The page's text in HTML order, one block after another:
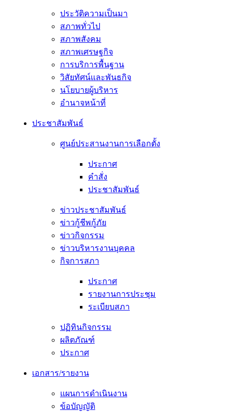
ประวัติความเป็นมา
สภาพทั่วไป
สภาพสังคม
สภาพเศรษฐกิจ
การบริการพื้นฐาน
วิสัยทัศน์และพันธกิจ
นโยบายผู้บริหาร
อํานาจหน้าที่
ประชาสัมพันธ์
ศูนย์ประสานงานการเลือกตั้ง
ประกาศ
คำสั่ง
ประชาสัมพันธ์
ข่าวประชาสัมพันธ์
ข่าวกู้ชีพกู้ภัย
ข่าวกิจกรรม
ข่าวบริหารงานบุคคล
กิจการสภา
ประกาศ
รายงานการประชุม
ระเบียบสภา
ปฏิทินกิจกรรม
ผลิตภัณฑ์
ประกาศ
เอกสาร/รายงาน
แผนการดำเนินงาน
ข้อบัญญัติ